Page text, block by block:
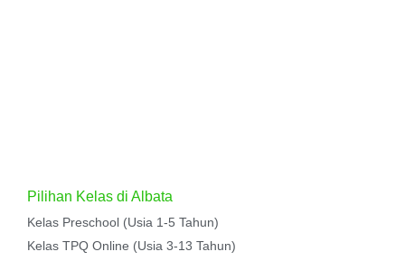
Pilihan Kelas di Albata
Kelas Preschool (Usia 1-5 Tahun)
Kelas TPQ Online (Usia 3-13 Tahun)